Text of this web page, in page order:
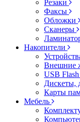
Резаки
Факсы
Обложки
Сканеры
Накопители
Внешние
USB
Дискеты,
Карты
Мебель